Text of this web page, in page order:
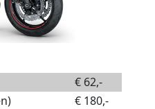
€ 62,-
€ 180,-